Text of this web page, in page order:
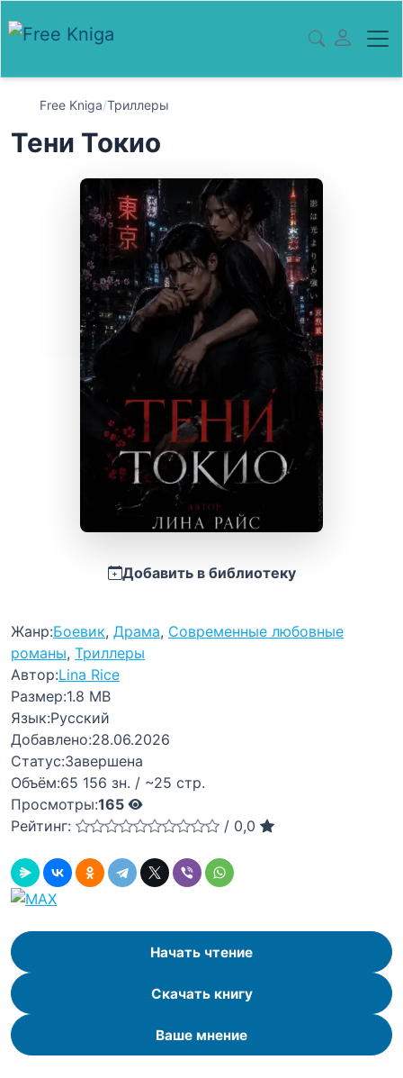
Free Kniga/Триллеры
Тени Токио
Добавить в библиотеку
Жанр:Боевик, Драма, Современные любовные
романы, Триллеры
Автор:Lina Rice
Размер:1.8 MB
Язык:Русский
Добавлено:28.06.2026
Статус:Завершена
Объём:65 156 зн. / ~25 стр.
Просмотры:165
Рейтинг:
/ 0,0
Начать чтение
Скачать книгу
Ваше мнение